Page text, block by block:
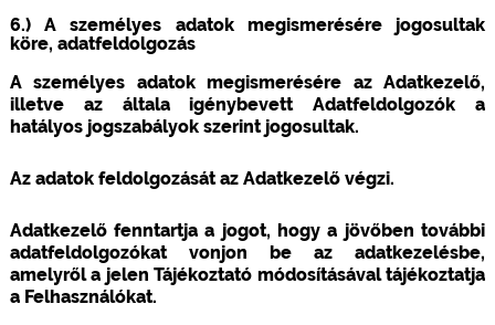
6.) A személyes adatok megismerésére jogosultak
köre, adatfeldolgozás
A személyes adatok megismerésére az Adatkezelő,
illetve az általa igénybevett Adatfeldolgozók a
hatályos jogszabályok szerint jogosultak.
Az adatok feldolgozását az Adatkezelő végzi.
Adatkezelő fenntartja a jogot, hogy a jövőben további
adatfeldolgozókat vonjon be az adatkezelésbe,
amelyről a jelen Tájékoztató módosításával tájékoztatja
a Felhasználókat.